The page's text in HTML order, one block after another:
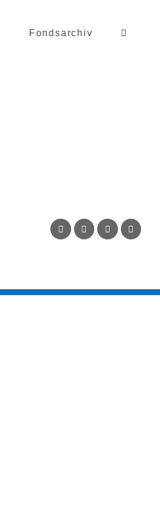
Fondsarchiv